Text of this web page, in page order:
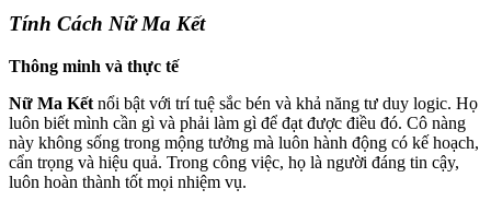
Tính Cách Nữ Ma Kết
Thông minh và thực tế
Nữ Ma Kết nổi bật với trí tuệ sắc bén và khả năng tư duy logic. Họ
luôn biết mình cần gì và phải làm gì để đạt được điều đó. Cô nàng
này không sống trong mộng tưởng mà luôn hành động có kế hoạch,
cẩn trọng và hiệu quả. Trong công việc, họ là người đáng tin cậy,
luôn hoàn thành tốt mọi nhiệm vụ.